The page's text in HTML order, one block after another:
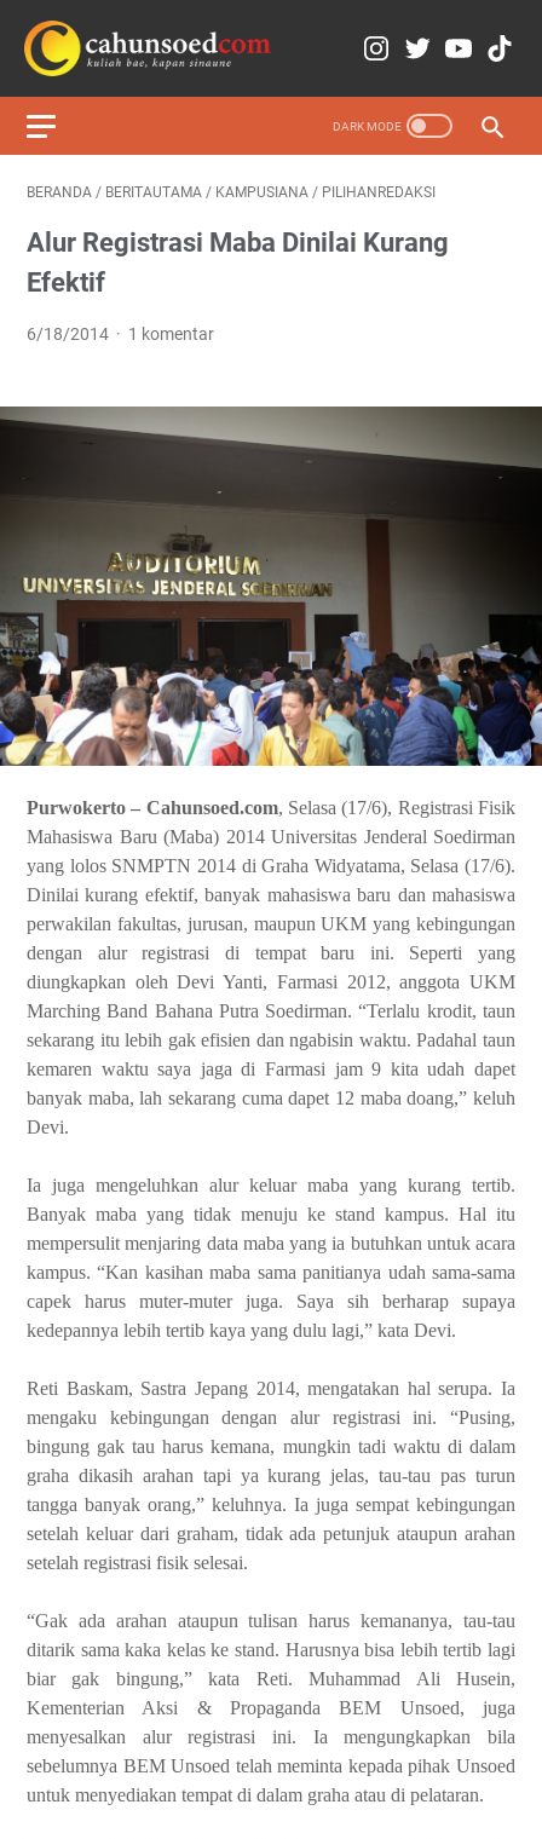
BERANDA / BERITAUTAMA / KAMPUSIANA / PILIHANREDAKSI
Alur Registrasi Maba Dinilai Kurang
Efektif
6/18/2014 1 komentar
Purwokerto – Cahunsoed.com, Selasa (17/6), Registrasi Fisik
Mahasiswa Baru (Maba) 2014 Universitas Jenderal Soedirman
yang lolos SNMPTN 2014 di Graha Widyatama, Selasa (17/6).
Dinilai kurang efektif, banyak mahasiswa baru dan mahasiswa
perwakilan fakultas, jurusan, maupun UKM yang kebingungan
dengan alur registrasi di tempat baru ini. Seperti yang
diungkapkan oleh Devi Yanti, Farmasi 2012, anggota UKM
Marching Band Bahana Putra Soedirman. “Terlalu krodit, taun
sekarang itu lebih gak efisien dan ngabisin waktu. Padahal taun
kemaren waktu saya jaga di Farmasi jam 9 kita udah dapet
banyak maba, lah sekarang cuma dapet 12 maba doang,” keluh
Devi.
Ia juga mengeluhkan alur keluar maba yang kurang tertib.
Banyak maba yang tidak menuju ke stand kampus. Hal itu
mempersulit menjaring data maba yang ia butuhkan untuk acara
kampus. “Kan kasihan maba sama panitianya udah sama-sama
capek harus muter-muter juga. Saya sih berharap supaya
kedepannya lebih tertib kaya yang dulu lagi,” kata Devi.
Reti Baskam, Sastra Jepang 2014, mengatakan hal serupa. Ia
mengaku kebingungan dengan alur registrasi ini. “Pusing,
bingung gak tau harus kemana, mungkin tadi waktu di dalam
graha dikasih arahan tapi ya kurang jelas, tau-tau pas turun
tangga banyak orang,” keluhnya. Ia juga sempat kebingungan
setelah keluar dari graham, tidak ada petunjuk ataupun arahan
setelah registrasi fisik selesai.
“Gak ada arahan ataupun tulisan harus kemananya, tau-tau
ditarik sama kaka kelas ke stand. Harusnya bisa lebih tertib lagi
biar gak bingung,” kata Reti.Muhammad Ali Husein,
Kementerian Aksi & Propaganda BEM Unsoed, juga
menyesalkan alur registrasi ini. Ia mengungkapkan bila
sebelumnya BEM Unsoed telah meminta kepada pihak Unsoed
untuk menyediakan tempat di dalam graha atau di pelataran.